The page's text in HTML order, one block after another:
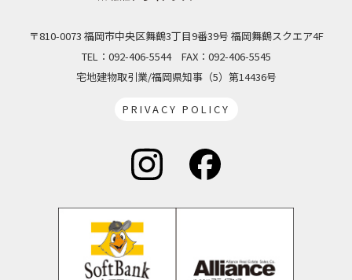
〒810-0073 福岡市中央区舞鶴3丁目9番39号 福岡舞鶴スクエア4F
TEL：092-406-5544 FAX：092-406-5545
宅地建物取引業/福岡県知事（5）第14436号
PRIVACY POLICY